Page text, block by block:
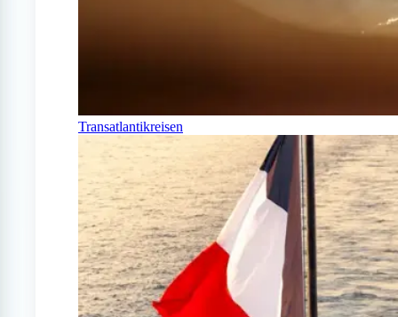
Transatlantikreisen